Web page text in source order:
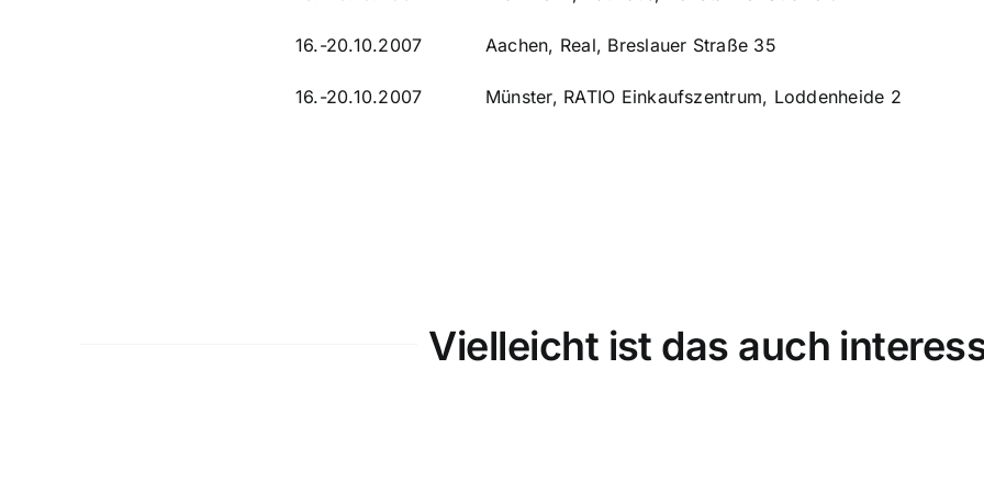
16.-20.10.2007 Aachen, Real, Breslauer Straße 35
16.-20.10.2007 Münster, RATIO Einkaufszentrum, Loddenheide 2
Vielleicht ist das auch